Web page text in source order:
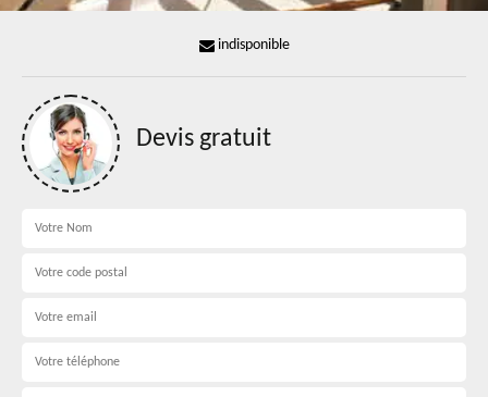
indisponible
Devis gratuit